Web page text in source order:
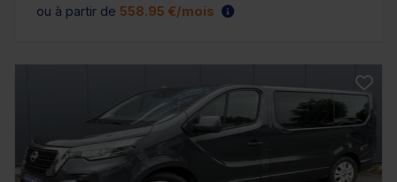
ou à partir de 558.95 €/mois